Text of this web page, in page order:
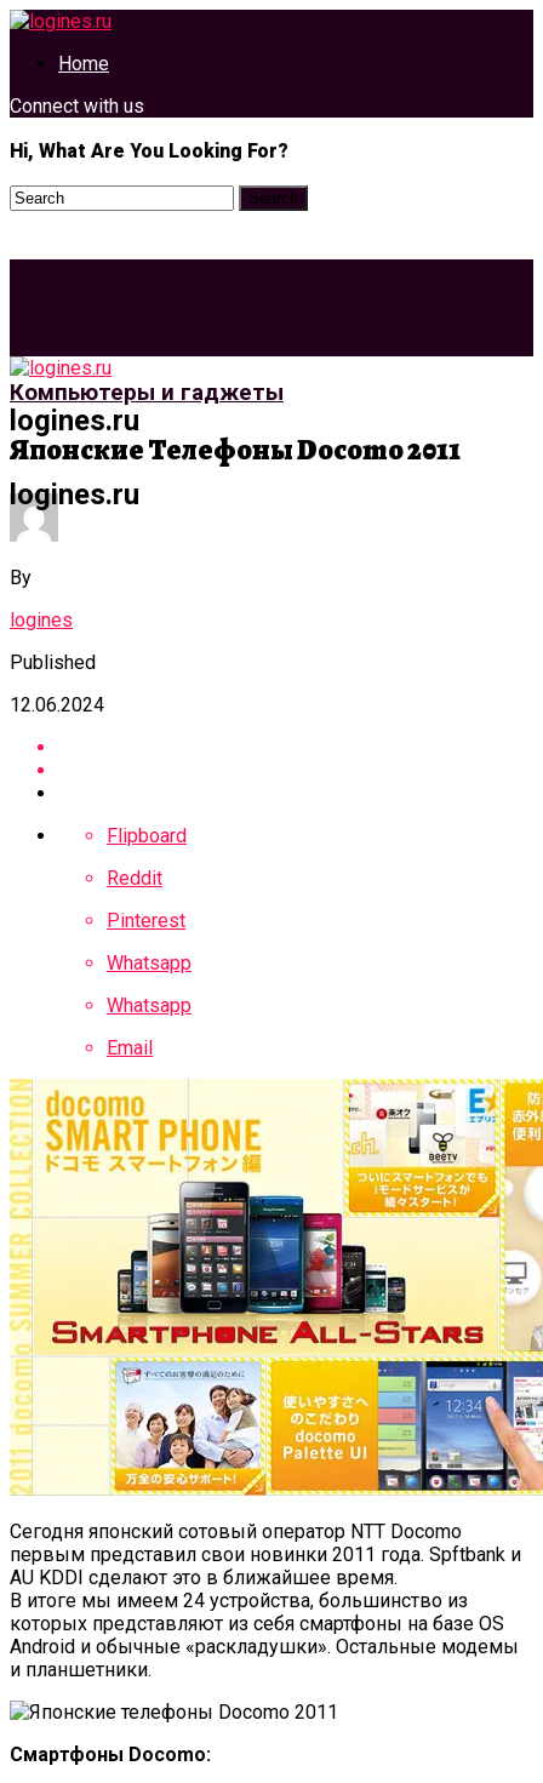
Home
Connect with us
Hi, What Are You Looking For?
logines.ru
logines.ru
Компьютеры и гаджеты
Японские Телефоны Docomo 2011
By
logines
Published
12.06.2024
Flipboard
Reddit
Pinterest
Whatsapp
Whatsapp
Email
Сегодня японский сотовый оператор NTT Docomo
первым представил свои новинки 2011 года. Spftbank и
AU KDDI сделают это в ближайшее время.
В итоге мы имеем 24 устройства, большинство из
которых представляют из себя смартфоны на базе OS
Android и обычные «раскладушки». Остальные модемы
и планшетники.
Смартфоны Docomo: